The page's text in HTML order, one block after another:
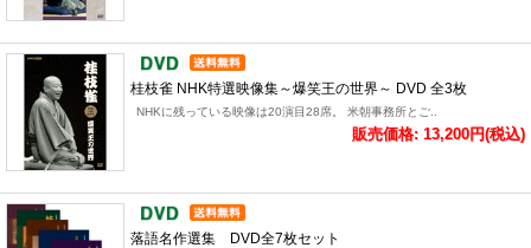
桂枝雀 NHK特選映像集～爆笑王の世界～ DVD 全3枚
NHKに残っている映像は20演目28席。 米朝事務所とご..
販売価格: 13,200円(税込)
落語名作選集 DVD全7枚セット